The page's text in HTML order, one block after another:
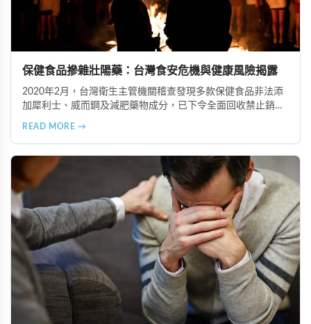
保健食品摻雜壯陽藥：台灣食安危機與健康風險揭露
2020年2月，台灣衛生主管機關稽查發現多款保健食品非法添
加犀利士、威而鋼及減肥藥物成分，已下令全面回收禁止銷
READ MORE →